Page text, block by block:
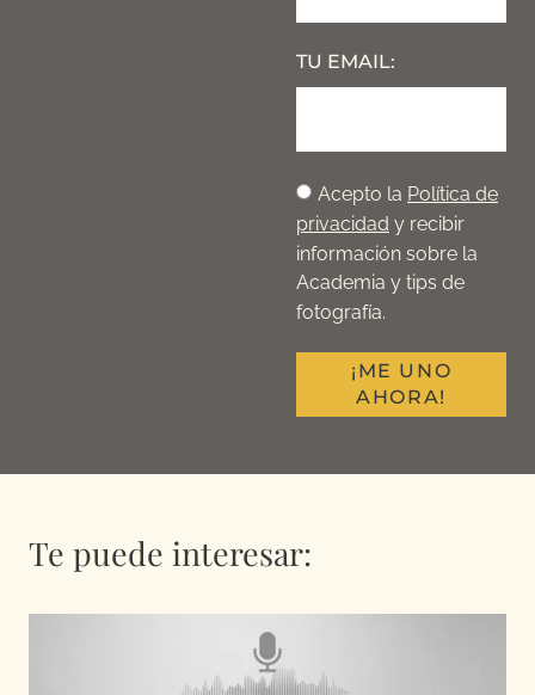
TU EMAIL:
Acepto la Política de
privacidad y recibir
información sobre la
Academia y tips de
fotografía.
¡ME UNO
AHORA!
Te puede interesar: